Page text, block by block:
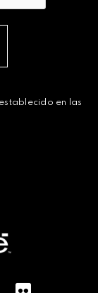
en las